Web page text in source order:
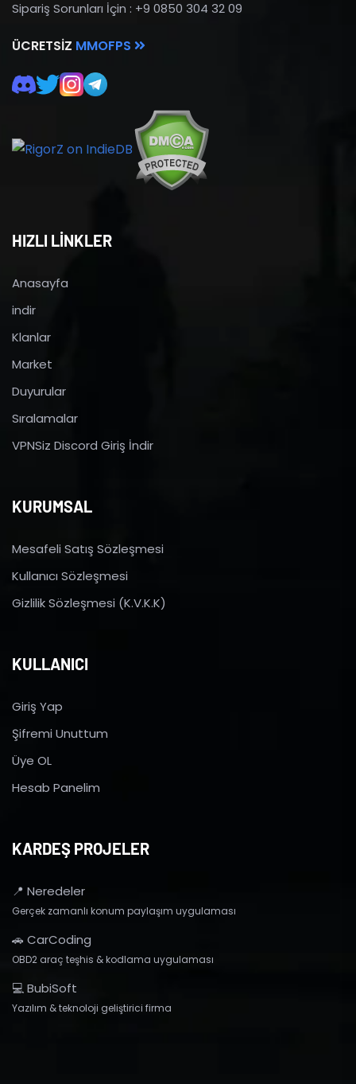
Sipariş Sorunları İçin : +9 0850 304 32 09
ÜCRETSIZ MMOFPS
HIZLI LİNKLER
Anasayfa
indir
Klanlar
Market
Duyurular
Sıralamalar
VPNSiz Discord Giriş İndir
KURUMSAL
Mesafeli Satış Sözleşmesi
Kullanıcı Sözleşmesi
Gizlilik Sözleşmesi (K.V.K.K)
KULLANICI
Giriş Yap
Şifremi Unuttum
Üye OL
Hesab Panelim
KARDEŞ PROJELER
📍 Neredeler
Gerçek zamanlı konum paylaşım uygulaması
🚗 CarCoding
OBD2 araç teşhis & kodlama uygulaması
💻 BubiSoft
Yazılım & teknoloji geliştirici firma